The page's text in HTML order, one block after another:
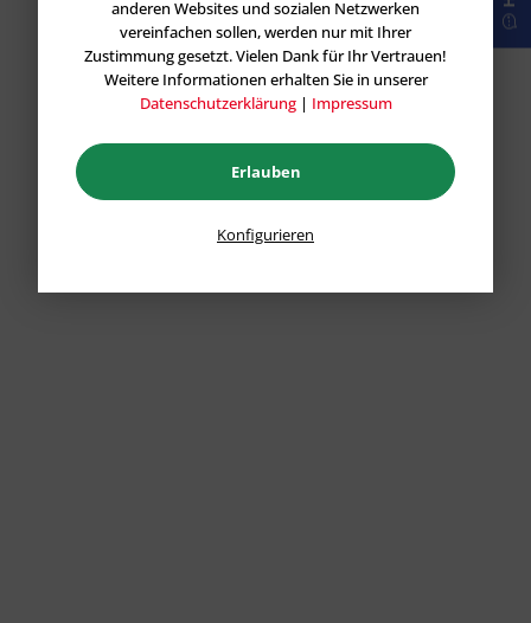
anderen Websites und sozialen Netzwerken
vereinfachen sollen, werden nur mit Ihrer
Zustimmung gesetzt. Vielen Dank für Ihr Vertrauen!
Weitere Informationen erhalten Sie in unserer
Datenschutzerklärung| Impressum
Erlauben
Konfigurieren